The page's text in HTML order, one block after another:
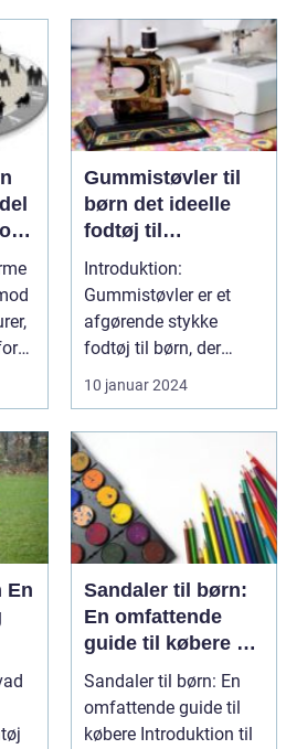
Gummistøvler til
børn det ideelle
fodtøj til
udendørsaktivitete
r
Introduktion:
Gummistøvler er et
afgørende stykke
fodtøj til børn, der
elsker at udforske og
lege u...
10 januar 2024
Sandaler til børn:
En omfattende
guide til købere af
sandaler til børn
Sandaler til børn: En
omfattende guide til
købere Introduktion til